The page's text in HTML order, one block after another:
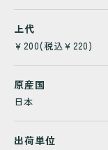
上代
￥200(税込￥220)
原産国
日本
出荷単位